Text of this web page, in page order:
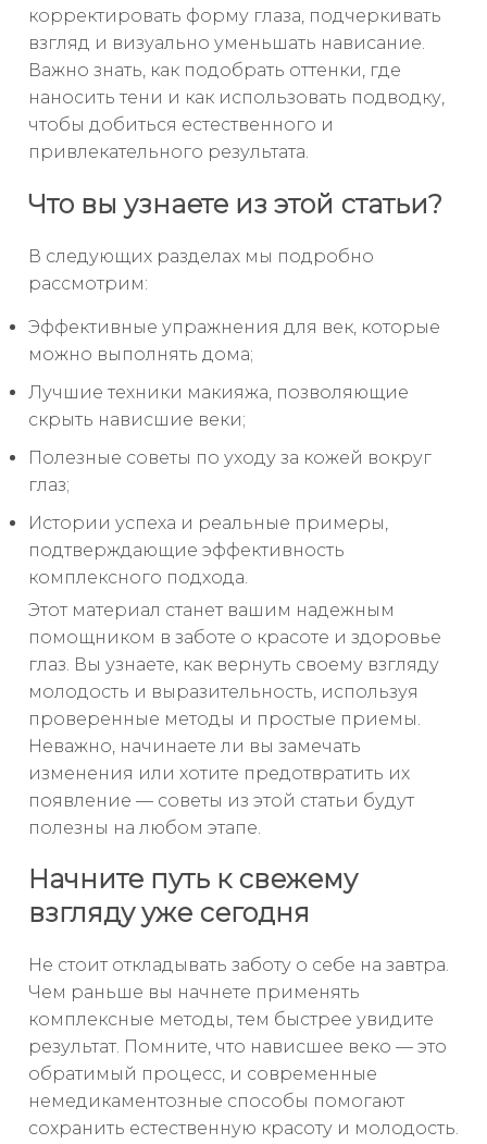
корректировать форму глаза, подчеркивать
взгляд и визуально уменьшать нависание.
Важно знать, как подобрать оттенки, где
наносить тени и как использовать подводку,
чтобы добиться естественного и
привлекательного результата.
Что вы узнаете из этой статьи?
В следующих разделах мы подробно
рассмотрим:
Эффективные упражнения для век, которые
можно выполнять дома;
Лучшие техники макияжа, позволяющие
скрыть нависшие веки;
Полезные советы по уходу за кожей вокруг
глаз;
Истории успеха и реальные примеры,
подтверждающие эффективность
комплексного подхода.
Этот материал станет вашим надежным
помощником в заботе о красоте и здоровье
глаз. Вы узнаете, как вернуть своему взгляду
молодость и выразительность, используя
проверенные методы и простые приемы.
Неважно, начинаете ли вы замечать
изменения или хотите предотвратить их
появление — советы из этой статьи будут
полезны на любом этапе.
Начните путь к свежему
взгляду уже сегодня
Не стоит откладывать заботу о себе на завтра.
Чем раньше вы начнете применять
комплексные методы, тем быстрее увидите
результат. Помните, что нависшее веко — это
обратимый процесс, и современные
немедикаментозные способы помогают
сохранить естественную красоту и молодость.